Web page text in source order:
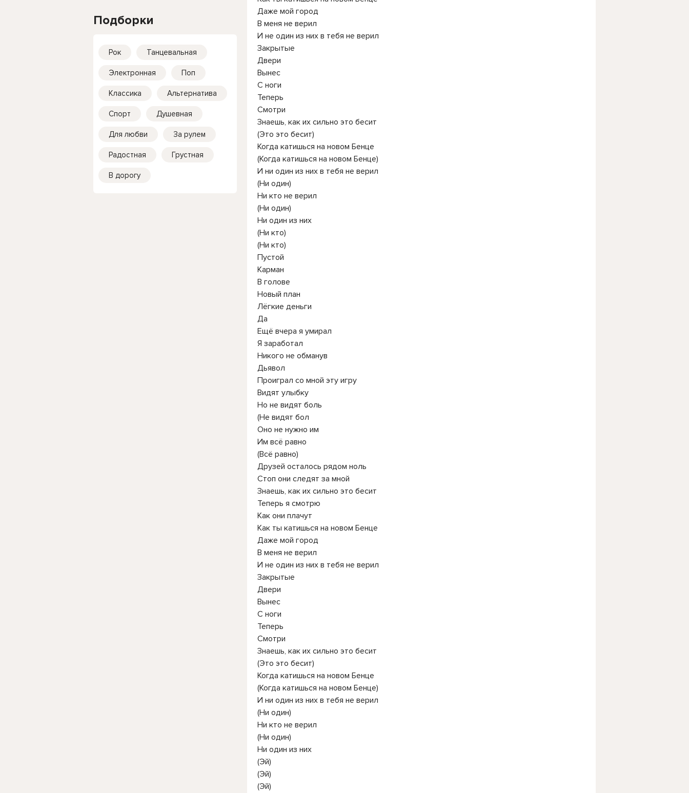
Подборки
Рок Танцевальная
Электронная Поп
Классика Альтернатива
Спорт Душевная
Для любви За рулем
Радостная Грустная
В дорогу
Даже мой город
В меня не верил
И не один из них в тебя не верил
Закрытые
Двери
Вынес
С ноги
Теперь
Смотри
Знаешь, как их сильно это бесит
(Это это бесит)
Когда катишься на новом Бенце
(Когда катишься на новом Бенце)
И ни один из них в тебя не верил
(Ни один)
Ни кто не верил
(Ни один)
Ни один из них
(Ни кто)
(Ни кто)
Пустой
Карман
В голове
Новый план
Лёгкие деньги
Да
Ещё вчера я умирал
Я заработал
Никого не обманув
Дьявол
Проиграл со мной эту игру
Видят улыбку
Но не видят боль
(Не видят бол
Оно не нужно им
Им всё равно
(Всё равно)
Друзей осталось рядом ноль
Стоп они следят за мной
Знаешь, как их сильно это бесит
Теперь я смотрю
Как они плачут
Как ты катишься на новом Бенце
Даже мой город
В меня не верил
И не один из них в тебя не верил
Закрытые
Двери
Вынес
С ноги
Теперь
Смотри
Знаешь, как их сильно это бесит
(Это это бесит)
Когда катишься на новом Бенце
(Когда катишься на новом Бенце)
И ни один из них в тебя не верил
(Ни один)
Ни кто не верил
(Ни один)
Ни один из них
(Эй)
(Эй)
(Эй)